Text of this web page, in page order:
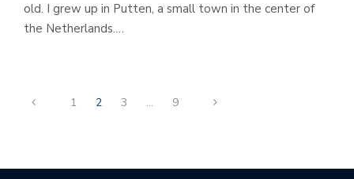
old. I grew up in Putten, a small town in the center of
the Netherlands.…
1 2 3 … 9